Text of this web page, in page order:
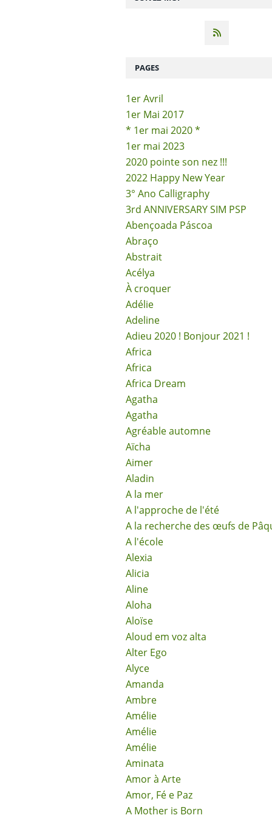
PAGES
1er Avril
1er Mai 2017
* 1er mai 2020 *
1er mai 2023
2020 pointe son nez !!!
2022 Happy New Year
3° Ano Calligraphy
3rd ANNIVERSARY SIM PSP
Abençoada Páscoa
Abraço
Abstrait
Acélya
À croquer
Adélie
Adeline
Adieu 2020 ! Bonjour 2021 !
Africa
Africa
Africa Dream
Agatha
Agatha
Agréable automne
Aïcha
Aimer
Aladin
A la mer
A l'approche de l'été
A la recherche des œufs de
A l'école
Alexia
Alicia
Aline
Aloha
Aloïse
Aloud em voz alta
Alter Ego
Alyce
Amanda
Ambre
Amélie
Amélie
Amélie
Aminata
Amor à Arte
Amor, Fé e Paz
A Mother is Born